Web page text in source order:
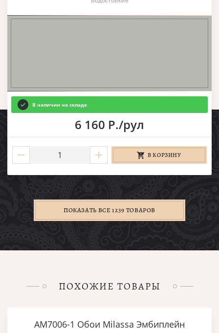
В наличии на складе
6 160 Р./рул
В КОРЗИНУ
ПОКАЗАТЬ ВСЕ 1239 ТОВАРОВ
ПОХОЖИЕ ТОВАРЫ
AM7006-1 Обои Milassa Эмбиплейн